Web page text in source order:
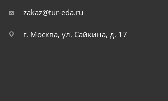
zakaz@tur-eda.ru
г. Москва, ул. Сайкина, д. 17